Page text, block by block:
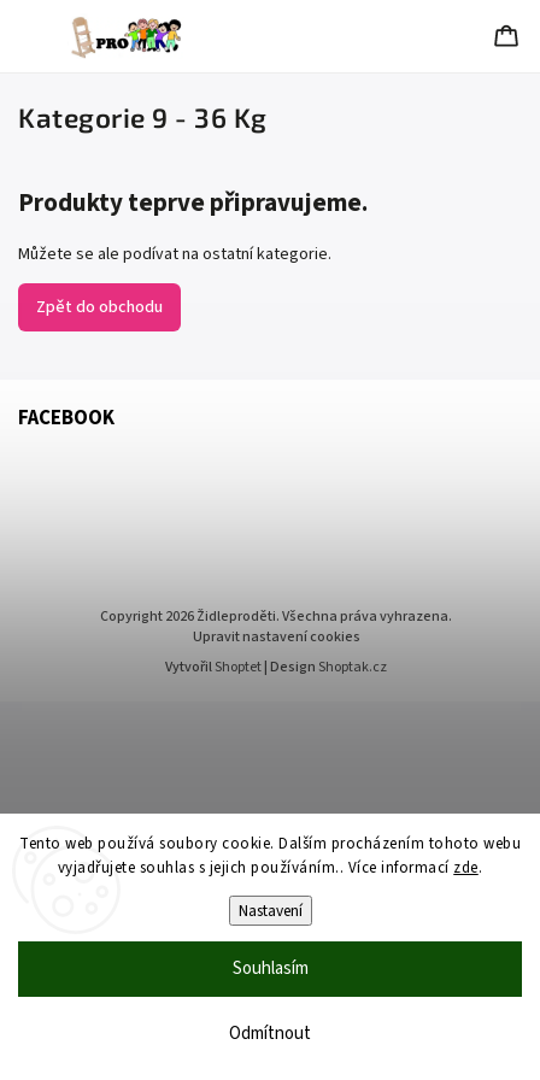
Tento web používá soubory cookie. Dalším procházením tohoto webu
vyjadřujete souhlas s jejich používáním.. Více informací zde.
Nastavení
Odmítnout
Souhlasím
Kategorie 9 - 36 Kg
Produkty teprve připravujeme.
Můžete se ale podívat na ostatní kategorie.
Zpět do obchodu
FACEBOOK
Copyright 2026Židleproděti. Všechna práva vyhrazena.
Upravit nastavení cookies
VytvořilShoptet| Design Shoptak.cz